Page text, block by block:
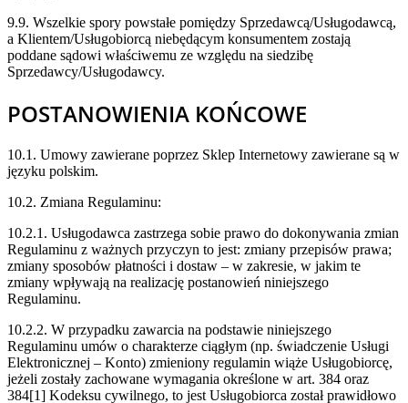
9.9. Wszelkie spory powstałe pomiędzy Sprzedawcą/Usługodawcą,
a Klientem/Usługobiorcą niebędącym konsumentem zostają
poddane sądowi właściwemu ze względu na siedzibę
Sprzedawcy/Usługodawcy.
POSTANOWIENIA KOŃCOWE
10.1. Umowy zawierane poprzez Sklep Internetowy zawierane są w
języku polskim.
10.2. Zmiana Regulaminu:
10.2.1. Usługodawca zastrzega sobie prawo do dokonywania zmian
Regulaminu z ważnych przyczyn to jest: zmiany przepisów prawa;
zmiany sposobów płatności i dostaw – w zakresie, w jakim te
zmiany wpływają na realizację postanowień niniejszego
Regulaminu.
10.2.2. W przypadku zawarcia na podstawie niniejszego
Regulaminu umów o charakterze ciągłym (np. świadczenie Usługi
Elektronicznej – Konto) zmieniony regulamin wiąże Usługobiorcę,
jeżeli zostały zachowane wymagania określone w art. 384 oraz
384[1] Kodeksu cywilnego, to jest Usługobiorca został prawidłowo